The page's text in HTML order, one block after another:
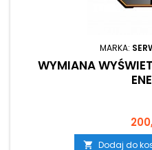
MARKA:
WYMIANA
 Dodaj do